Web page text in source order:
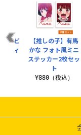
ルビ
フィ
【推しの子】有馬
かな フォト風ミニ
ステッカー2枚セッ
ト
¥880（税込）